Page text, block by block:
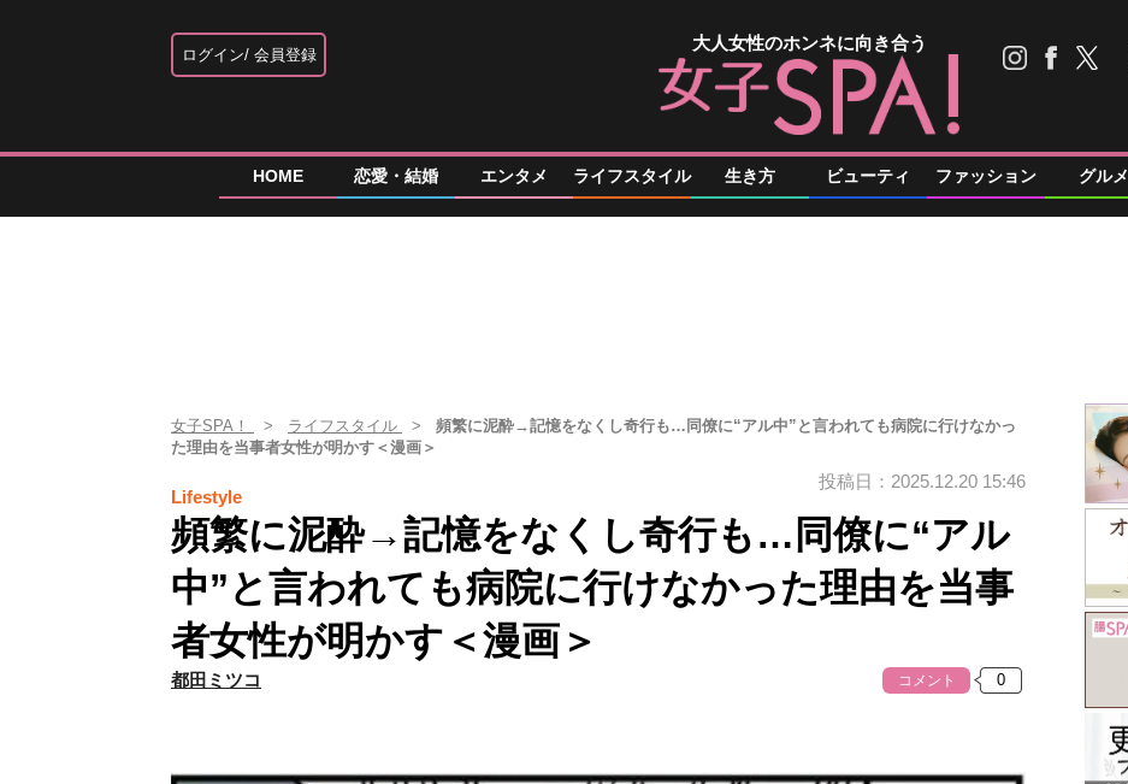
ログイン 会員登録
大人女性のホンネに向き合う
HOME 恋愛・結婚 エンタメ ライフスタイル 生き方 ビューティ ファッション グルメ
女子SPA！ ライフスタイル
頻繁に泥酔→記憶をなくし奇行も…同僚に“アル中”と言われても病院に行けなかっ
た理由を当事者女性が明かす＜漫画＞
Lifestyle
投稿日：2025.12.20 15:46
頻繁に泥酔→記憶をなくし奇行も…同僚に“アル
中”と言われても病院に行けなかった理由を当事
者女性が明かす＜漫画＞
都田ミツコ コメント